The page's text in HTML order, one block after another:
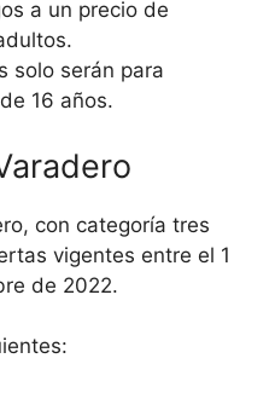
a un precio de
solo serán para
16 años.
con categoría tres
vigentes entre el 1
de 2022.